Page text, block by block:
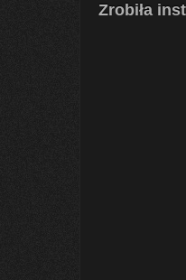
Zrobiła